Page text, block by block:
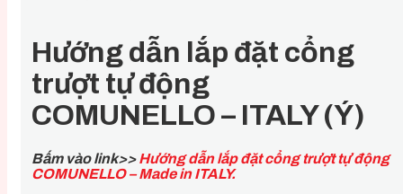
Hướng dẫn lắp đặt cổng
trượt tự động
COMUNELLO – ITALY (Ý)
Bấm vào link>>Hướng dẫn lắp đặt cổng trượt tự động
COMUNELLO – Made in ITALY.